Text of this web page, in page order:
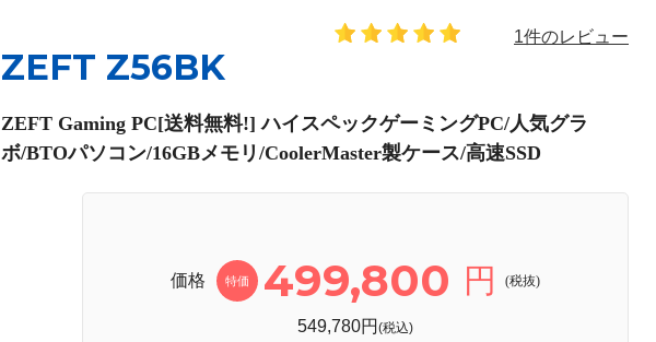
ZEFT Z56BK
1件のレビュー
ZEFT Gaming PC[送料無料!] ハイスペックゲーミングPC/人気グラ
ボ/BTOパソコン/16GBメモリ/CoolerMaster製ケース/高速SSD
価格 特価 499,800 円 (税抜)
549,780円 (税込)